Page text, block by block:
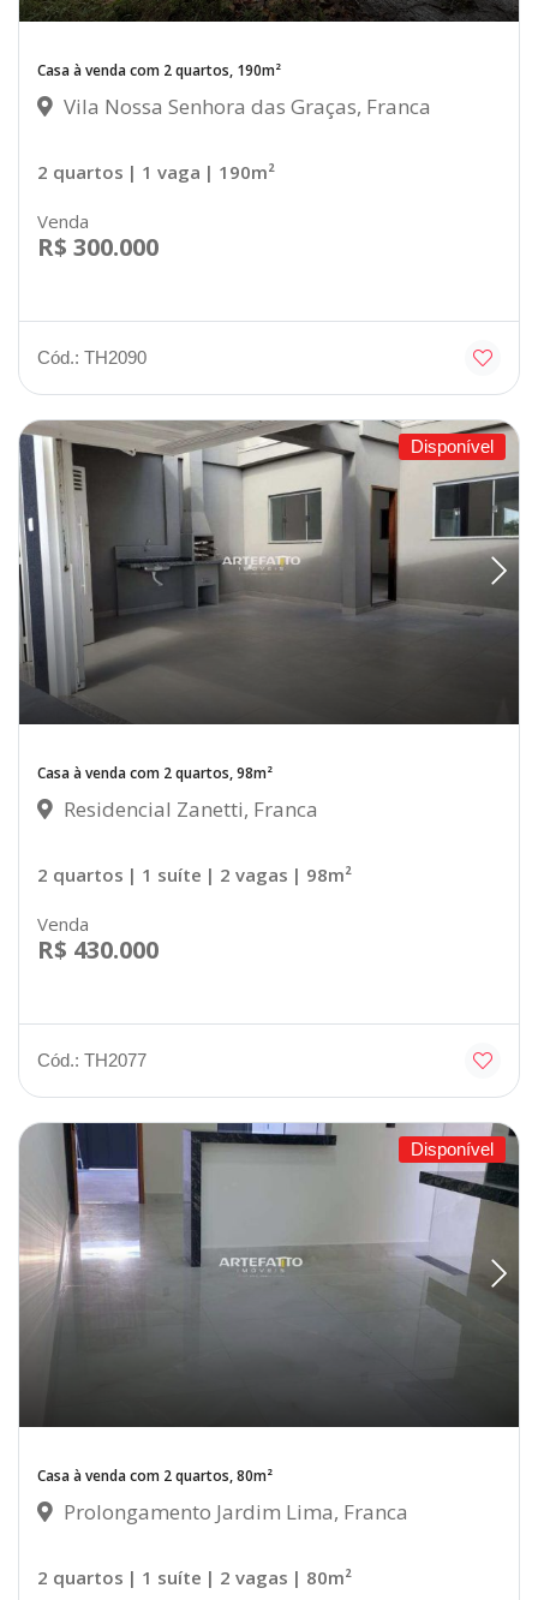
Casa à venda com 2 quartos, 190m²
Vila Nossa Senhora das Graças, Franca
2 quartos | 1 vaga | 190m²
Venda
R$ 300.000
Cód.: TH2090
Disponível
Casa à venda com 2 quartos, 98m²
Residencial Zanetti, Franca
2 quartos | 1 suíte | 2 vagas | 98m²
Venda
R$ 430.000
Cód.: TH2077
Disponível
Casa à venda com 2 quartos, 80m²
Prolongamento Jardim Lima, Franca
2 quartos | 1 suíte | 2 vagas | 80m²